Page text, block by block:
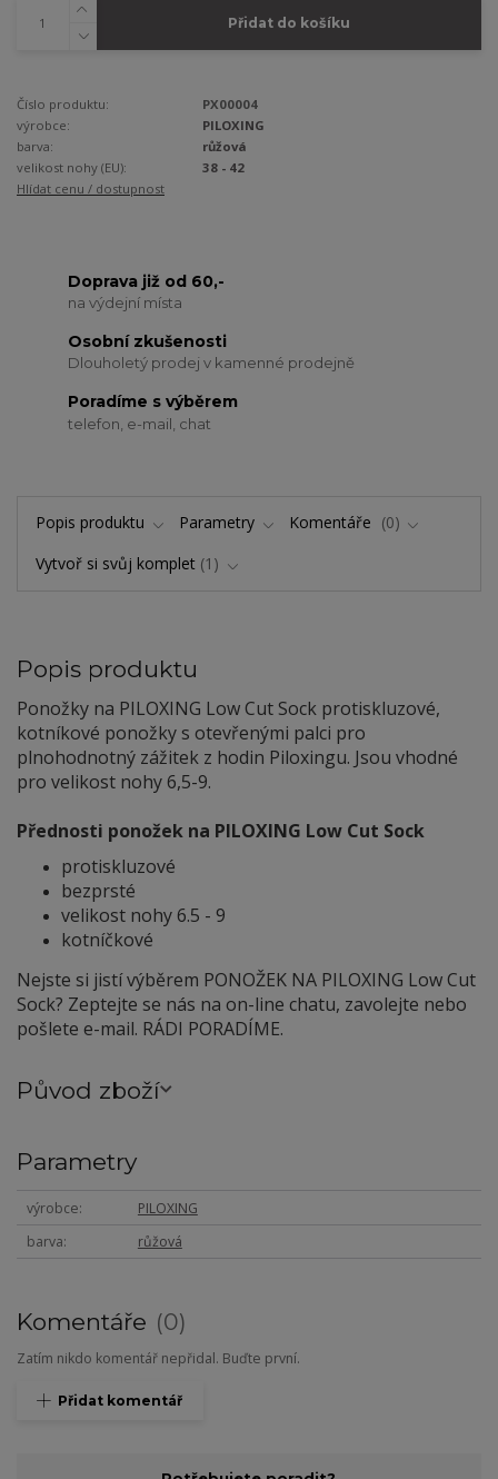
Přidat do košíku
Číslo produktu:
PX00004
výrobce:
PILOXING
barva:
růžová
velikost nohy (EU):
38 - 42
Hlídat cenu / dostupnost
Doprava již od 60,-
na výdejní místa
Osobní zkušenosti
Dlouholetý prodej v kamenné prodejně
Poradíme s výběrem
telefon, e-mail, chat
Popis produktu Parametry Komentáře
0
Vytvoř si svůj komplet 1
Popis produktu
Ponožky na PILOXING Low Cut Sock protiskluzové,
kotníkové ponožky s otevřenými palci pro
plnohodnotný zážitek z hodin Piloxingu. Jsou vhodné
pro velikost nohy 6,5-9.
Přednosti ponožek na PILOXING Low Cut Sock
protiskluzové
bezprsté
velikost nohy 6.5 - 9
kotníčkové
Nejste si jistí výběrem PONOŽEK NA PILOXING Low Cut
Sock? Zeptejte se nás na on-line chatu, zavolejte nebo
pošlete e-mail. RÁDI PORADÍME.
Původ zboží
Parametry
výrobce
PILOXING
barva
růžová
Komentáře 0
Zatím nikdo komentář nepřidal. Buďte první.
Přidat komentář